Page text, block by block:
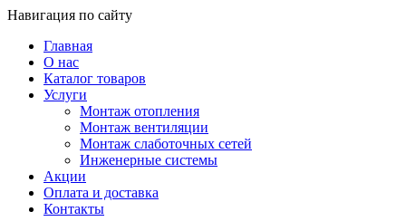
Навигация по сайту
Главная
О нас
Каталог товаров
Услуги
Монтаж отопления
Монтаж вентиляции
Монтаж слаботочных сетей
Инженерные системы
Акции
Оплата и доставка
Контакты